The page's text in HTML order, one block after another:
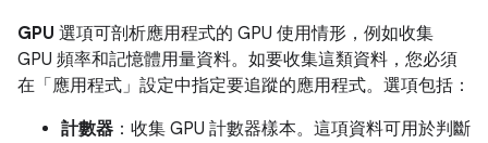
GPU 選項可剖析應用程式的 GPU 使用情形，例如收集
GPU 頻率和記憶體用量資料。如要收集這類資料，您必須
在「應用程式」 設定中指定要追蹤的應用程式。選項包括：
計數器 ：收集 GPU 計數器樣本。這項資料可用於判斷